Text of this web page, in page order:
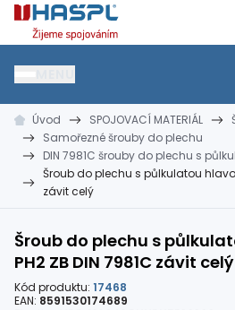
Hašpl
HŘEBÍKY
kramle
SPOJOVACÍ
vruty, šrouby, matice
Úvod SPOJOVACÍ MATERIÁL
Samořezné šrouby do plechu
DIN 7981C šrouby do plechu s
Šroub do plechu s půlkulatou hlavou
závit celý
Šroub do plechu s
PH2 ZB DIN 7981C závit celý
Kód produktu: 17468
EAN: 8591530174689